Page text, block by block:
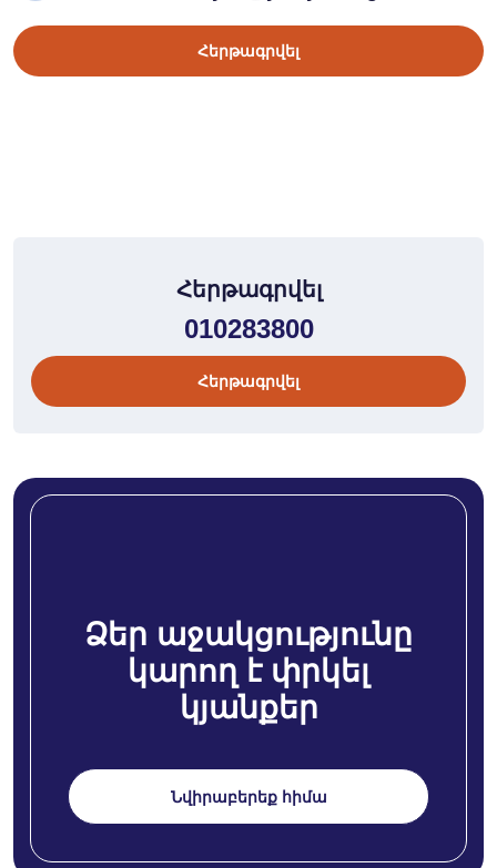
Հերթագրվել
Հերթագրվել
010283800
Հերթագրվել
Ձեր աջակցությունը
կարող է փրկել
կյանքեր
Նվիրաբերեք հիմա